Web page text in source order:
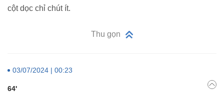
cột dọc chỉ chút ít.
Thu gọn
03/07/2024 | 00:23
64'